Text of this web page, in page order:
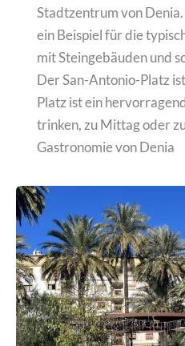
Stadtzentrum von
ein Beispiel für die
mit Steingebäuden und
Der San-Antonio-Platz
Platz ist ein
trinken, zu Mittag oder
Gastronomie von Denia